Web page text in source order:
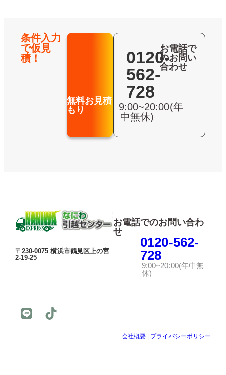
条件入力
で仮見
積！
無料お見積
もり
0120-
562-
728
9:00~20:00(年
中無休)
お電話で
のお問い
合わせ
〒230-0075 横浜市鶴見区上の宮
2-19-25
お電話でのお問い合わ
せ
0120-562-
728
9:00~20:00(年中無
休)
会社概要 | プライバシーポリシー